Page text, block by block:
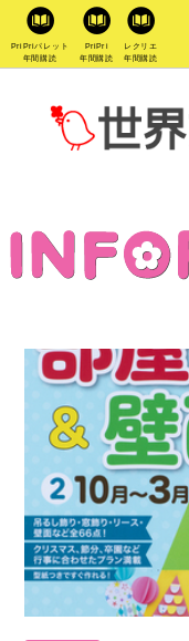
PriPriパレット
年間購読
PriPri
年間購読
レクリエ
年間購読